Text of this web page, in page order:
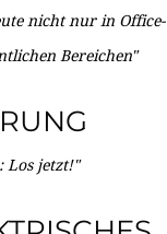
nicht nur in Office-
Bereichen"
Los jetzt!"